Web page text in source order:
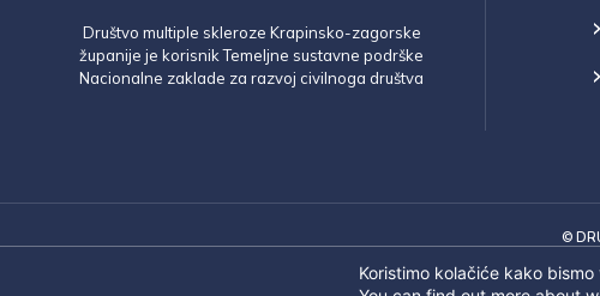
Društvo multiple skleroze Krapinsko-zagorske
županije je korisnik Temeljne sustavne podrške
Nacionalne zaklade za razvoj civilnoga društva
©
Koristimo kolačiće kako